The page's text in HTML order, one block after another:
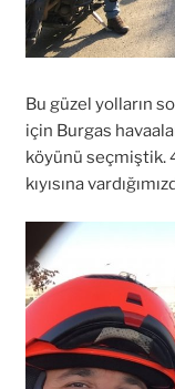
Bu güzel yolların
için Burgas
köyünü seçmiştik.
kıyısına